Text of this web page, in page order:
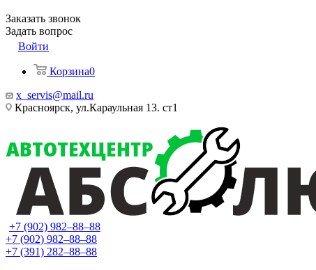
Заказать звонок
Задать вопрос
Войти
Корзина0
x_servis@mail.ru
Красноярск, ул.Караульная 13. ст1
+7 (902) 982‒88‒88
+7 (902) 982‒88‒88
+7 (391) 282‒88‒88